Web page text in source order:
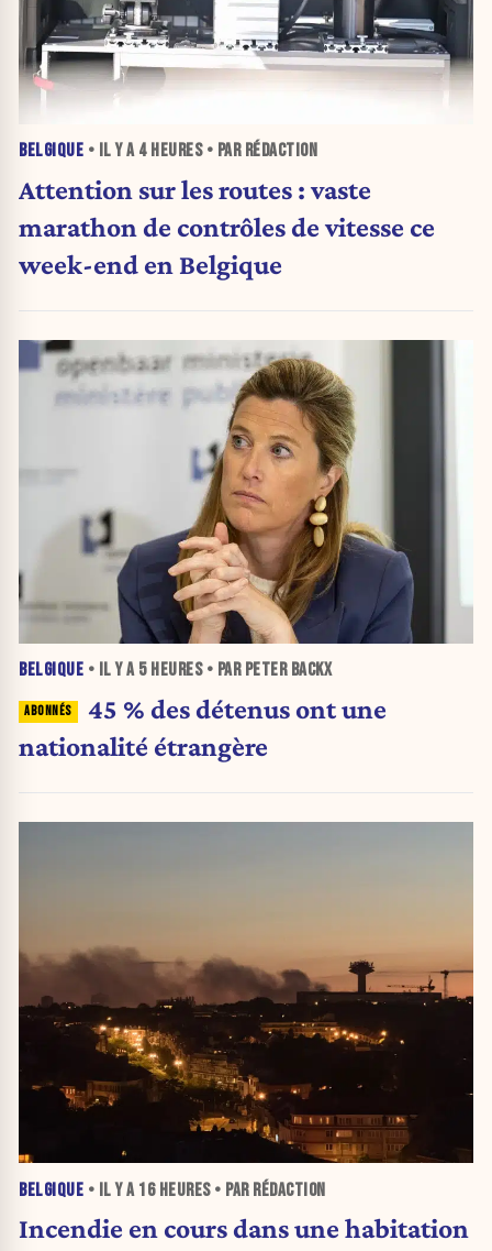
BELGIQUE • IL Y A 4 HEURES• PAR RÉDACTION
Attention sur les routes : vaste
marathon de contrôles de vitesse ce
week-end en Belgique
BELGIQUE • IL Y A 5 HEURES• PAR PETER BACKX
45 % des détenus ont une
nationalité étrangère
BELGIQUE • IL Y A 16 HEURES• PAR RÉDACTION
Incendie en cours dans une habitation